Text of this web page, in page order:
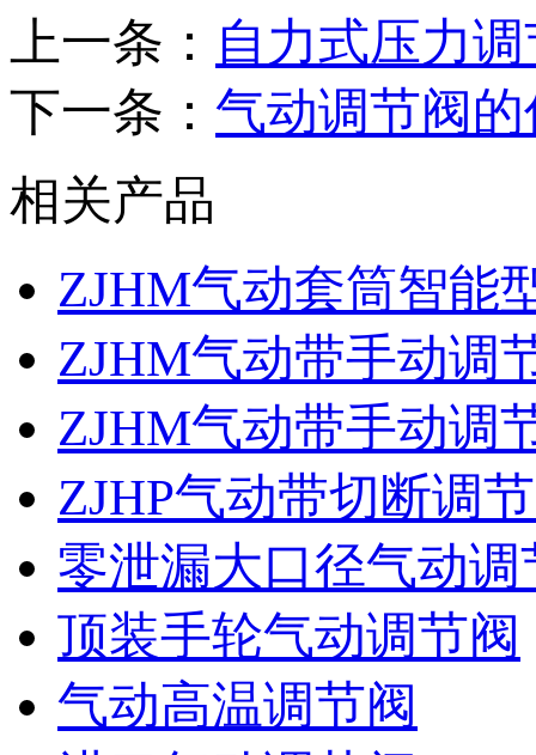
上一条： 自力式压力
下一条： 气动调节阀
相关产品
ZJHM气动套筒智能
ZJHM气动带手动调
ZJHM气动带手动调
ZJHP气动带切断调
零泄漏大口径气动调
顶装手轮气动调节阀
气动高温调节阀